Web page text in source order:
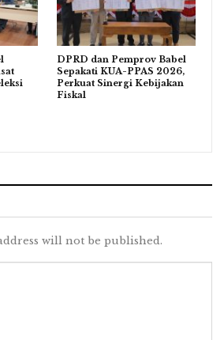
DPRD dan Pemprov Babel
Sepakati KUA-PPAS 2026,
Perkuat Sinergi Kebijakan
Fiskal
will not be published.